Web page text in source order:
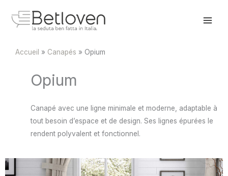
Accueil Canapés Opium
Opium
Canapé avec une ligne minimale et moderne, adaptable à
tout besoin d’espace et de design. Ses lignes épurées le
rendent polyvalent et fonctionnel.